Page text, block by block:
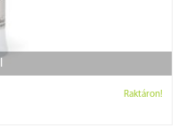
Raktáron!